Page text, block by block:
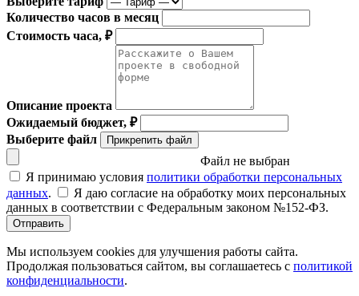
Количество часов в месяц
Стоимость часа, ₽
Описание проекта
Ожидаемый бюджет, ₽
Выберите файл
Прикрепить файл
Файл не выбран
Я принимаю условия политики обработки персональных
данных.
Я даю согласие на обработку моих персональных
данных в соответствии с Федеральным законом №152-ФЗ.
Отправить
Мы используем cookies для улучшения работы сайта.
Продолжая пользоваться сайтом, вы соглашаетесь с политикой
конфиденциальности.